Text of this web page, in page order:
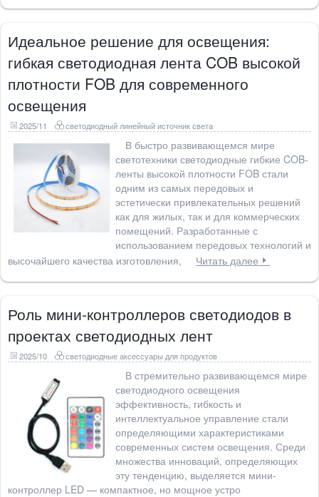
Идеальное решение для освещения:
гибкая светодиодная лента COB высокой
плотности FOB для современного
освещения
2025/11 светодиодный линейный источник света
В быстро развивающемся мире
светотехники светодиодные гибкие COB-
ленты высокой плотности FOB стали
одним из самых передовых и
эстетически привлекательных решений
как для жилых, так и для коммерческих
помещений. Разработанные с
использованием передовых технологий и
высочайшего качества изготовления,
Читать далее
Роль мини-контроллеров светодиодов в
проектах светодиодных лент
2025/10 светодиодные аксессуары для продуктов
В стремительно развивающемся мире
светодиодного освещения
эффективность, гибкость и
интеллектуальное управление стали
определяющими характеристиками
современных систем освещения. Среди
множества инноваций, определяющих
эту тенденцию, выделяется мини-
контроллер LED — компактное, но мощное устро